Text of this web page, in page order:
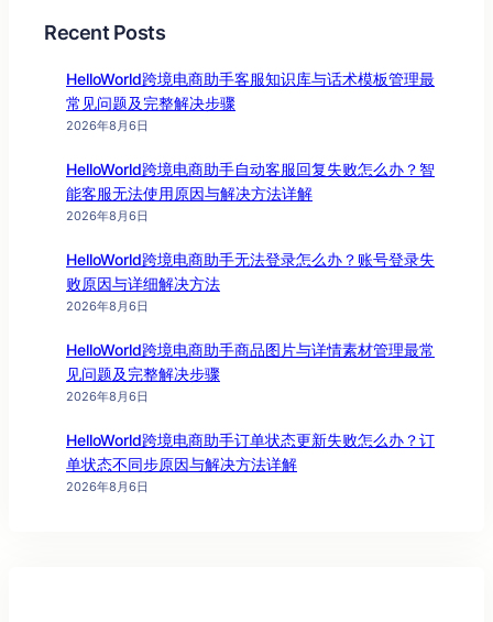
Recent Posts
HelloWorld跨境电商助手客服知识库与话术模板管理最
常见问题及完整解决步骤
2026年8月6日
HelloWorld跨境电商助手自动客服回复失败怎么办？智
能客服无法使用原因与解决方法详解
2026年8月6日
HelloWorld跨境电商助手无法登录怎么办？账号登录失
败原因与详细解决方法
2026年8月6日
HelloWorld跨境电商助手商品图片与详情素材管理最常
见问题及完整解决步骤
2026年8月6日
HelloWorld跨境电商助手订单状态更新失败怎么办？订
单状态不同步原因与解决方法详解
2026年8月6日